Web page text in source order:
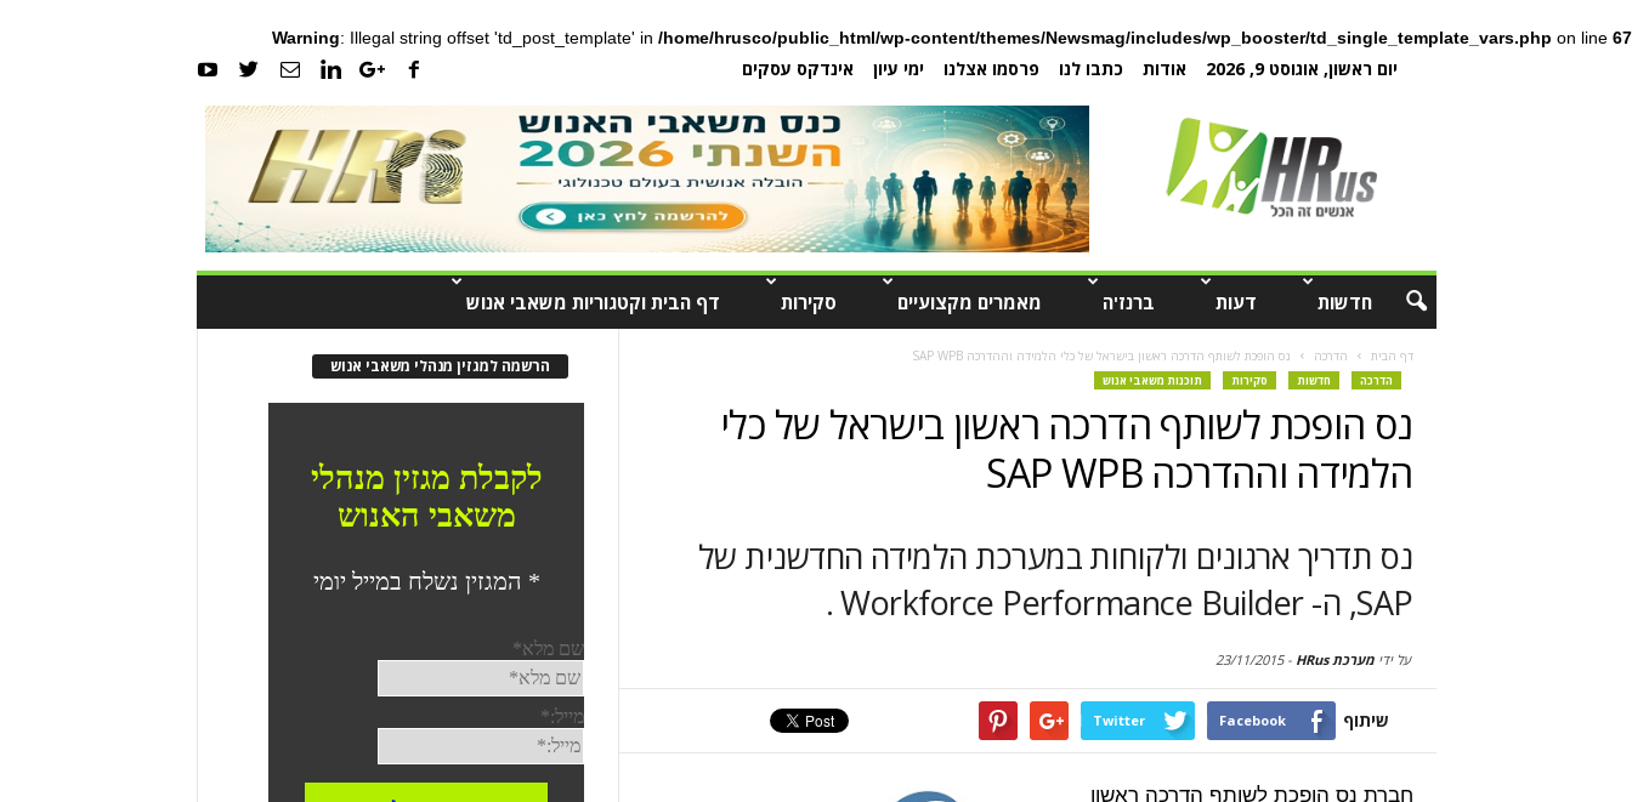
Warning: Illegal string offset 'td_post_template' in /home/hrusco/public_html/wp-content/themes/Newsmag/includes/wp_booster/td_single_template_vars.php on line 67
יום ראשון, אוגוסט 9, 2026 אודות כתבו לנו פרסמו אצלנו ימי עיון אינדקס עסקים
חדשות דעות ברנז'ה מאמרים מקצועיים סקירות דף הבית וקטגוריות משאבי אנוש
דף הבית הדרכה נס הופכת לשותף הדרכה ראשון בישראל של כלי הלמידה וההדרכה SAP WPB
הדרכה חדשות סקירות תוכנות משאבי אנוש
נס הופכת לשותף הדרכה ראשון בישראל של כלי
הלמידה וההדרכה SAP WPB
נס תדריך ארגונים ולקוחות במערכת הלמידה החדשנית של
SAP, ה- Workforce Performance Builder .
על ידימערכת HRus -
23/11/2015
שיתוף Facebook
Twitter
חברת נס הופכת לשותף הדרכה ראשון
הרשמה למגזין מנהלי משאבי אנוש